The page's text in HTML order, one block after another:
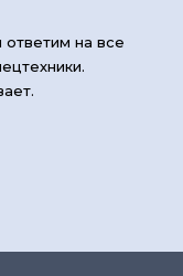
на все